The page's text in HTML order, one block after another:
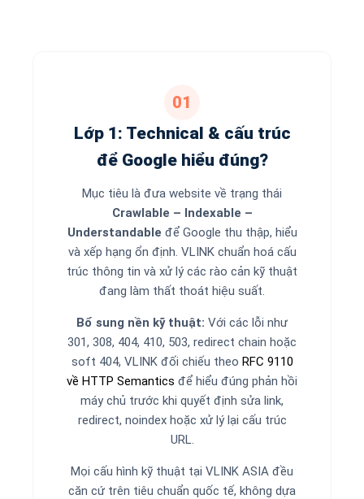
01
Lớp 1: Technical & cấu trúc
để Google hiểu đúng?
Mục tiêu là đưa website về trạng thái
Crawlable – Indexable –
Understandable để Google thu thập, hiểu
và xếp hạng ổn định. VLINK chuẩn hoá cấu
trúc thông tin và xử lý các rào cản kỹ thuật
đang làm thất thoát hiệu suất.
Bổ sung nền kỹ thuật: Với các lỗi như
301, 308, 404, 410, 503, redirect chain hoặc
soft 404, VLINK đối chiếu theo RFC 9110
về HTTP Semantics để hiểu đúng phản hồi
máy chủ trước khi quyết định sửa link,
redirect, noindex hoặc xử lý lại cấu trúc
URL.
Mọi cấu hình kỹ thuật tại VLINK ASIA đều
căn cứ trên tiêu chuẩn quốc tế, không dựa